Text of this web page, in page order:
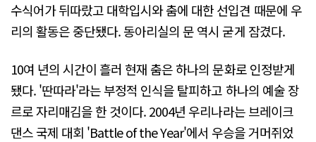
수식어가 뒤따랐고 대학입시와 춤에 대한 선입견 때문에 우
리의 활동은 중단됐다. 동아리실의 문 역시 굳게 잠겼다.
10여 년의 시간이 흘러 현재 춤은 하나의 문화로 인정받게
됐다. '딴따라'라는 부정적 인식을 탈피하고 하나의 예술 장
르로 자리매김을 한 것이다. 2004년 우리나라는 브레이크
댄스 국제 대회 'Battle of the Year'에서 우승을 거머쥐었